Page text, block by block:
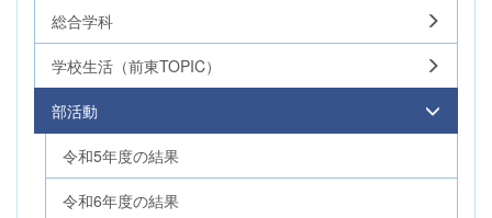
総合学科
学校生活（前東TOPIC）
部活動
令和5年度の結果
令和6年度の結果